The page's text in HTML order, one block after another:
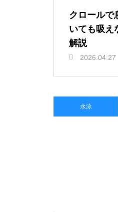
クロールで
いても吸え
解説
2026.04.27
水泳